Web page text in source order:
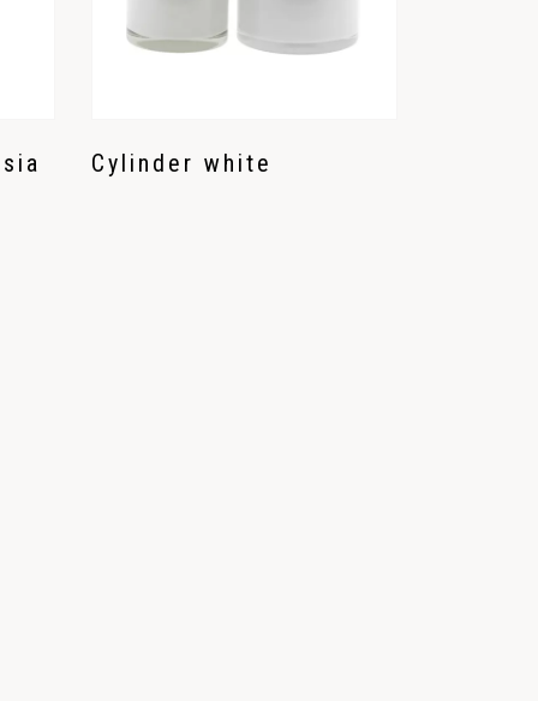
Cylinder white